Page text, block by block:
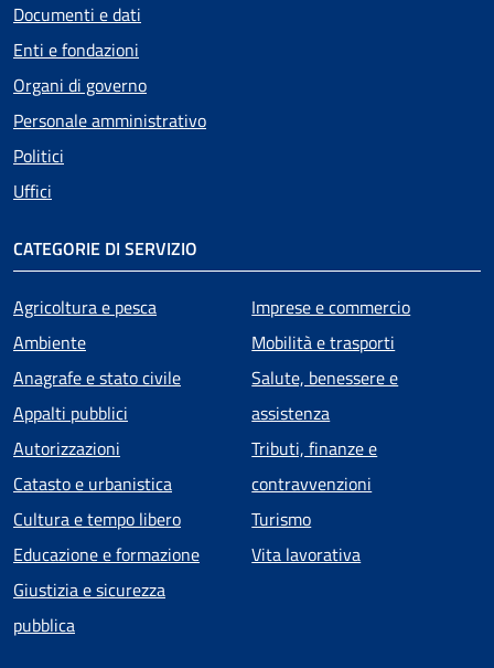
Documenti e dati
Enti e fondazioni
Organi di governo
Personale amministrativo
Politici
Uffici
CATEGORIE DI SERVIZIO
Agricoltura e pesca
Ambiente
Anagrafe e stato civile
Appalti pubblici
Autorizzazioni
Catasto e urbanistica
Cultura e tempo libero
Educazione e formazione
Giustizia e sicurezza
pubblica
Imprese e commercio
Mobilità e trasporti
Salute, benessere e
assistenza
Tributi, finanze e
contravvenzioni
Turismo
Vita lavorativa